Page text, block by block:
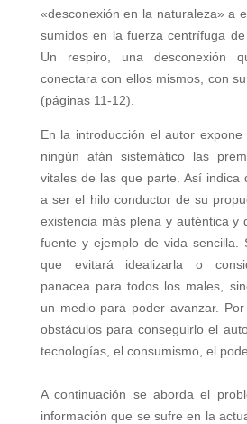
«desconexión en la naturaleza» a
sumidos en la fuerza centrífuga
Un respiro, una desconexión
conectara con ellos mismos, con
(páginas 11-12).
En la introducción el autor
ningún afán sistemático las
vitales de las que parte. Así indica
a ser el hilo conductor de su
existencia más plena y auténtica y
fuente y ejemplo de vida sencilla.
que evitará idealizarla o
panacea para todos los males,
un medio para poder avanzar.
obstáculos para conseguirlo el
tecnologías, el consumismo, el
A continuación se aborda el
información que se sufre en la